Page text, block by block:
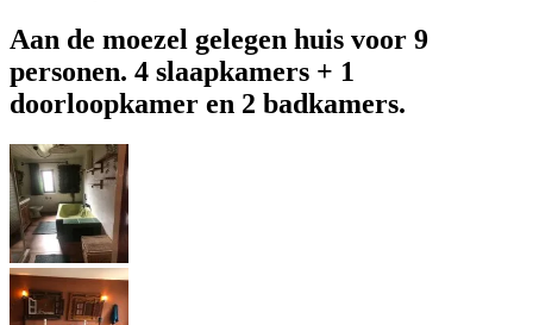
Aan de moezel gelegen huis voor 9
personen. 4 slaapkamers + 1
doorloopkamer en 2 badkamers.